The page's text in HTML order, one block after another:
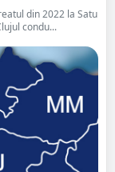
din 2022 la Satu
condu...